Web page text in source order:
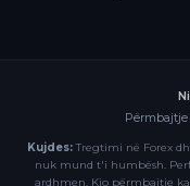
Kujdes:Tregtimi në Forex
nuk mund t'i humbësh.
ardhmen. Kjo përmbajtje